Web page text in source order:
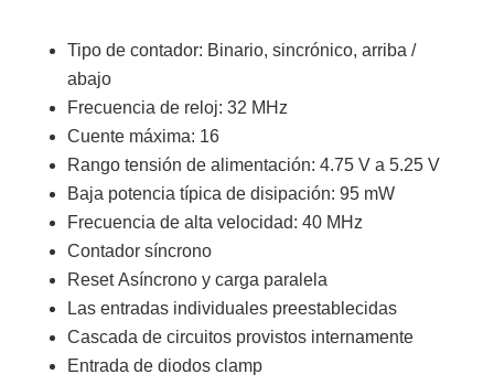
Tipo de contador: Binario, sincrónico, arriba /
abajo
Frecuencia de reloj: 32 MHz
Cuente máxima: 16
Rango tensión de alimentación: 4.75 V a 5.25 V
Baja potencia típica de disipación: 95 mW
Frecuencia de alta velocidad: 40 MHz
Contador síncrono
Reset Asíncrono y carga paralela
Las entradas individuales preestablecidas
Cascada de circuitos provistos internamente
Entrada de diodos clamp